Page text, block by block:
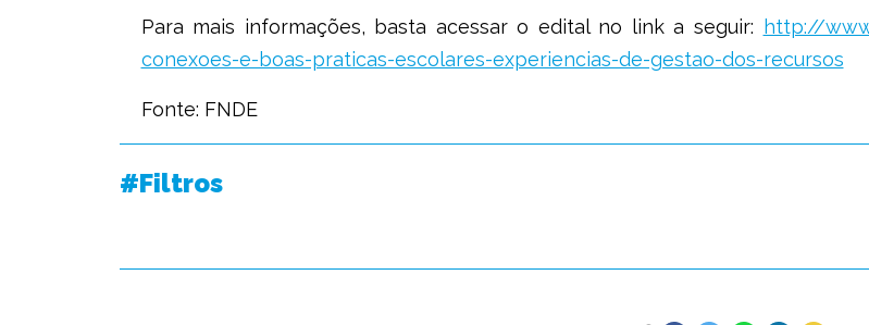
Para mais informações, basta acessar o edital no link a seguir: http://
conexoes-e-boas-praticas-escolares-experiencias-de-gestao-dos-recursos
Fonte: FNDE
#Filtros